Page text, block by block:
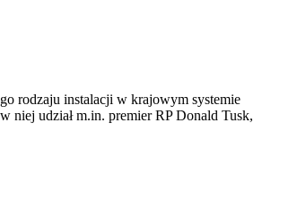
rodzaju instalacji w krajowym systemie
niej udział m.in. premier RP Donald Tusk,